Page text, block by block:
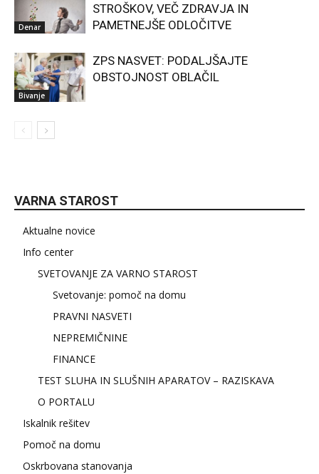
Denar
STROŠKOV, VEČ ZDRAVJA IN
PAMETNEJŠE ODLOČITVE
Bivanje
ZPS NASVET: PODALJŠAJTE
OBSTOJNOST OBLAČIL
VARNA STAROST
Aktualne novice
Info center
SVETOVANJE ZA VARNO STAROST
Svetovanje: pomoč na domu
PRAVNI NASVETI
NEPREMIČNINE
FINANCE
TEST SLUHA IN SLUŠNIH APARATOV – RAZISKAVA
O PORTALU
Iskalnik rešitev
Pomoč na domu
Oskrbovana stanovanja